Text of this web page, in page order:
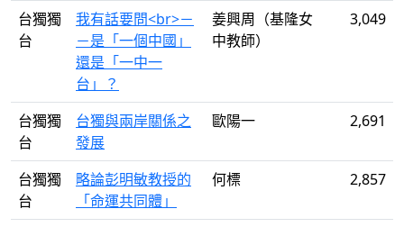
台獨獨
台
我有話要問<br>－
－是「一個中國」
還是「一中一
台」？
姜興周（基隆女
中教師）
3,049
台獨獨
台
台獨與兩岸關係之
發展
歐陽一 2,691
台獨獨
台
略論彭明敏教授的
「命運共同體」
何標 2,857